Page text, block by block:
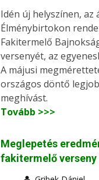
Idén új helyszínen, az
Élménybirtokon
Fakitermelő
versenyét, az
A májusi
országos döntő
meghívást.
Tovább >>>
Meglepetés
fakitermelő verseny